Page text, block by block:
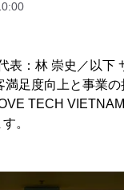
表：林 崇史／以下
足度向上と事業
TECH
。